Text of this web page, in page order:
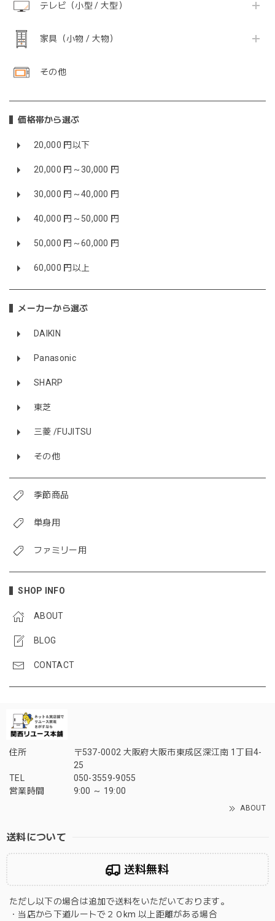
テレビ（小型 / 大型）
家具（小物 / 大物）
その他
価格帯から選ぶ
20,000 円以下
20,000 円～30,000 円
30,000 円～40,000 円
40,000 円～50,000 円
50,000 円～60,000 円
60,000 円以上
メーカーから選ぶ
DAIKIN
Panasonic
SHARP
東芝
三菱 /FUJITSU
その他
季節商品
単身用
ファミリー用
SHOP INFO
ABOUT
BLOG
CONTACT
住所
〒537-0002 大阪府大阪市東成区深江南 1丁目4-
25
TEL
050-3559-9055
営業時間
9:00 ～ 19:00
ABOUT
送料について
送料無料
ただし以下の場合は追加で送料をいただいております。
・当店から下道ルートで２０km 以上距離がある場合